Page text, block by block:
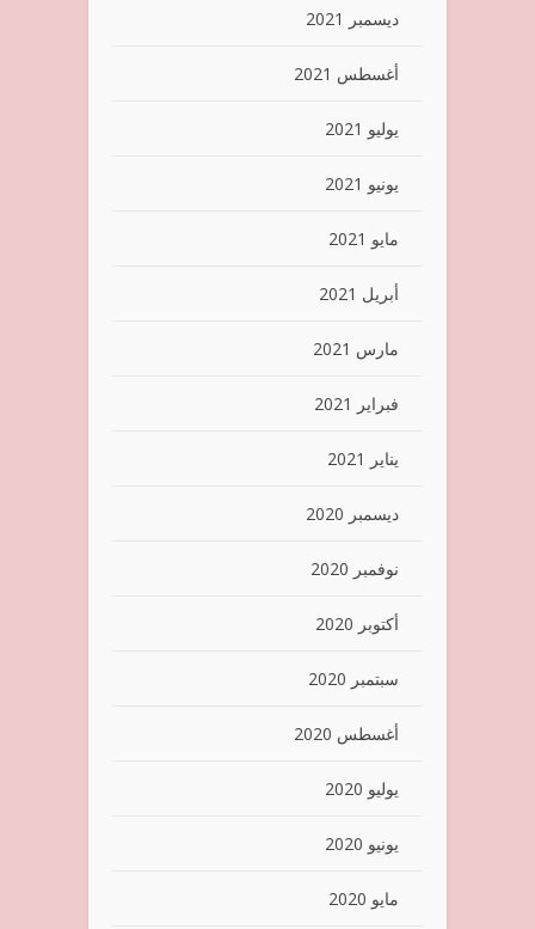
ديسمبر 2021
أغسطس 2021
يوليو 2021
يونيو 2021
مايو 2021
أبريل 2021
مارس 2021
فبراير 2021
يناير 2021
ديسمبر 2020
نوفمبر 2020
أكتوبر 2020
سبتمبر 2020
أغسطس 2020
يوليو 2020
يونيو 2020
مايو 2020